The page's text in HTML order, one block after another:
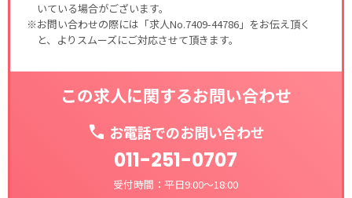
いている場合がございます。
※お問い合わせの際には「求人No.7409-44786」をお伝え頂く
と、よりスムーズにご対応させて頂きます。
この求人に関するお問い合わせ
お電話でのお問い合わせ
011-251-0707
受付時間：平日9:00～18:00